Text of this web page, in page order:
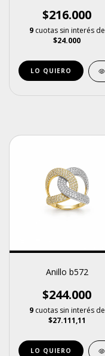
$216.000
9 cuotas sin interés de
$24.000
LO QUIERO
Anillo b572
$244.000
9 cuotas sin interés de
$27.111,11
LO QUIERO